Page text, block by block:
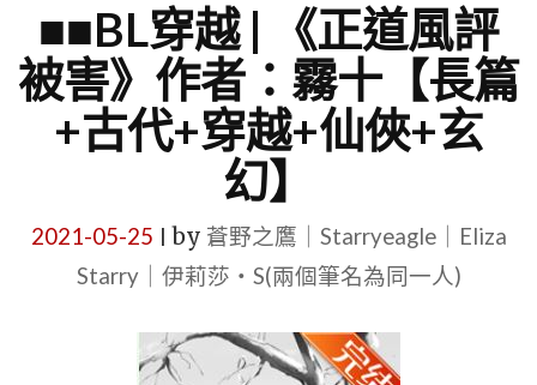
■■BL穿越 | 《正道風評
被害》作者：霧十【長篇
+古代+穿越+仙俠+玄
幻】
2021-05-25 by 蒼野之鷹｜Starryeagle｜Eliza
Starry｜伊莉莎・S(兩個筆名為同一人)